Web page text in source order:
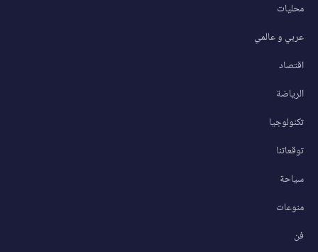
محليات
عربي و عالمي
اقتصاد
الرياضة
تكنولوجيا
توقعاتنا
سياحة
منوعات
فن